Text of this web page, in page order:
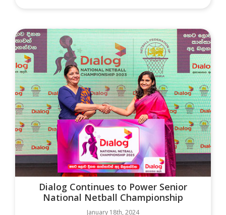
Dialog Continues to Power Senior
National Netball Championship
January 18th, 2024